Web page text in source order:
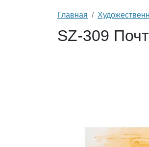
Главная
SZ-309